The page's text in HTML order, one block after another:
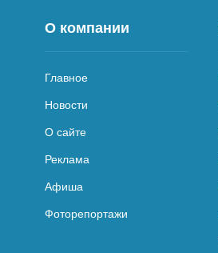
О компании
Главное
Новости
О сайте
Реклама
Афиша
Фоторепортажи